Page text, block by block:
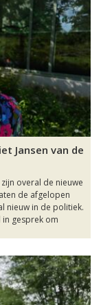
Jansen van de
overal de nieuwe
de afgelopen
nieuw in de politiek.
gesprek om